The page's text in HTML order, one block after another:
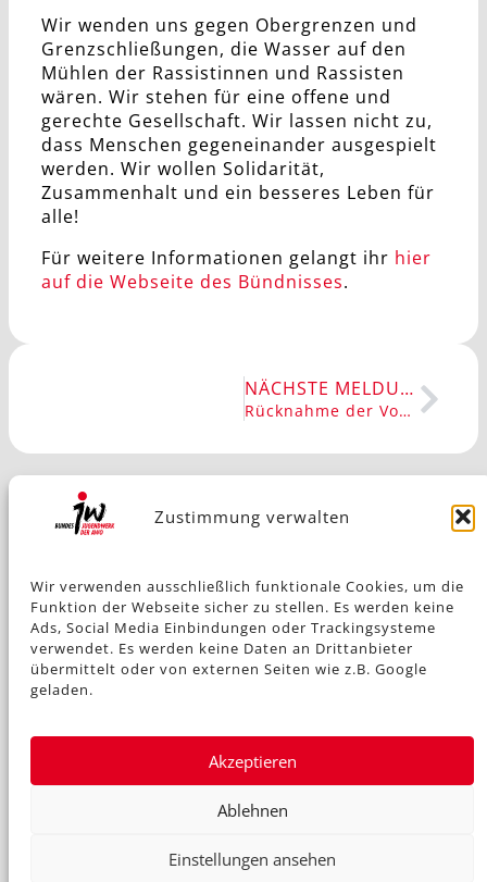
Zustimmung verwalten
Wir verwenden ausschließlich funktionale Cookies, um die
Funktion der Webseite sicher zu stellen. Es werden keine
Ads, Social Media Einbindungen oder Trackingsysteme
verwendet. Es werden keine Daten an Drittanbieter
übermittelt oder von externen Seiten wie z.B. Google
geladen.
Akzeptieren
Ablehnen
Einstellungen ansehen
Wir wenden uns gegen Obergrenzen und
Grenzschließungen, die Wasser auf den
Mühlen der Rassistinnen und Rassisten
wären. Wir stehen für eine offene und
gerechte Gesellschaft. Wir lassen nicht zu,
dass Menschen gegeneinander ausgespielt
werden. Wir wollen Solidarität,
Zusammenhalt und ein besseres Leben für
alle!
Für weitere Informationen gelangt ihr hier
auf die Webseite des Bündnisses.
NÄCHSTE MELDUNG
Rücknahme der Vorbehaltserklärung der UN – Kinderrechtskonvention in Deutschland
Impressum
Datenschutz
AWO.